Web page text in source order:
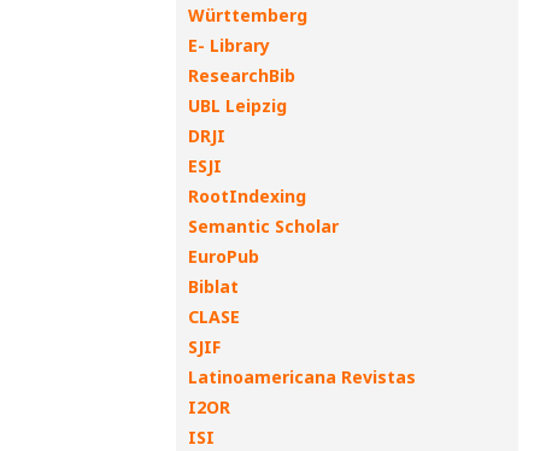
Württemberg
E- Library
ResearchBib
UBL Leipzig
DRJI
ESJI
RootIndexing
Semantic Scholar
EuroPub
Biblat
CLASE
SJIF
Latinoamericana Revistas
I2OR
ISI